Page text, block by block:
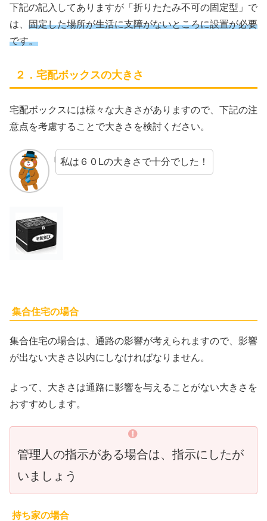
下記の記入してありますが「折りたたみ不可の固定型」で
は、 固定した場所が生活に支障がないところに設置が必要
です。
２．宅配ボックスの大きさ
宅配ボックスには様々な大きさがありますので、下記の注
意点を考慮することで大きさを検討ください。
私は６０Lの大きさで十分でした！
集合住宅の場合
集合住宅の場合は、通路の影響が考えられますので、影響
が出ない大きさ以内にしなければなりません。
よって、大きさは通路に影響を与えることがない大きさを
おすすめします。
管理人の指示がある場合は、指示にしたが
いましょう
持ち家の場合